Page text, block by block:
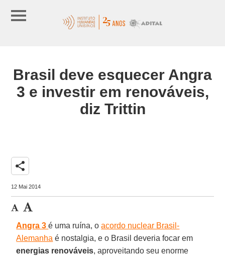
Brasil deve esquecer Angra
3 e investir em renováveis,
diz Trittin
share
12 Mai 2014
Angra 3é uma ruína, oacordo nuclear Brasil-
Alemanha é nostalgia, e o Brasil deveria focar em
energias renováveis, aproveitando seu enorme